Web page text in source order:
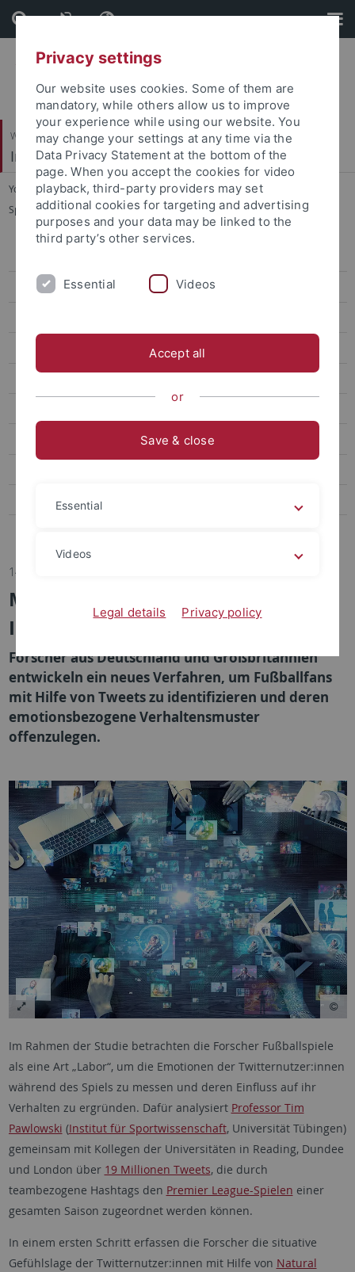
Skip
to
content
Skip
to
footer
Wirtschafts- und Sozialwissenschaftliche Fakultät
Institut für Sportwissenschaft
You are here: Startseite
...
Sportökonomik, Sportmanagement und Sportpublizistik
Team
Biomechanik, Bewegungs- und Trainingswissenschaft
Bildungs- und Gesundheitsforschung im Sport
14.06.2024
Maschinelle Lernverfahren zur
Identifikation von Fußballfans
Forscher aus Deutschland und Großbritannien
entwickeln ein neues Verfahren, um Fußballfans
mit Hilfe von Tweets zu identifizieren und deren
emotionsbezogene Verhaltensmuster
offenzulegen.
Im Rahmen der Studie betrachten die Forscher Fußballspiele
als eine Art „Labor“, um die Emotionen der Twitternutzer:innen
während des Spiels zu messen und deren Einfluss auf ihr
Verhalten zu ergründen. Dafür analysiert Professor Tim
Pawlowski (Institut für Sportwissenschaft, Universität Tübingen)
gemeinsam mit Kollegen der Universitäten in Reading, Dundee
und London über 19 Millionen Tweets, die durch
teambezogene Hashtags den Premier League-Spielen einer
gesamten Saison zugeordnet werden können.
In einem ersten Schritt erfassen die Forscher die situative
Gefühlslage der Twitternutzer:innen mit Hilfe von Natural
Privacy settings
Our website uses cookies. Some of them are
mandatory, while others allow us to improve
your experience while using our website. You
may change your settings at any time via the
Data Privacy Statement at the bottom of the
page. When you accept the cookies for video
playback, third-party providers may set
additional cookies for targeting and advertising
purposes and your data may be linked to the
third party’s other services.
Essential Videos
Accept all
or
Save & close
Essential
Videos
Legal details Privacy policy